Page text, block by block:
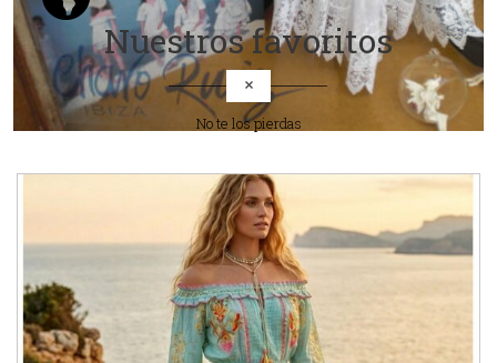
Nuestros favoritos
No te los pierdas